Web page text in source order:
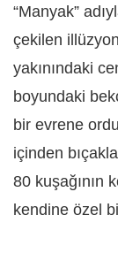
“Manyak”
çekilen
yakınındaki
boyundaki
bir evrene
içinden
80 kuşağının
kendine özel